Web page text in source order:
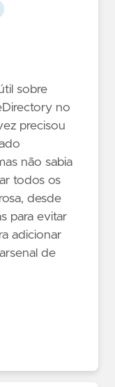
sobre
no
precisou
não sabia
todos os
desde
para evitar
adicionar
de